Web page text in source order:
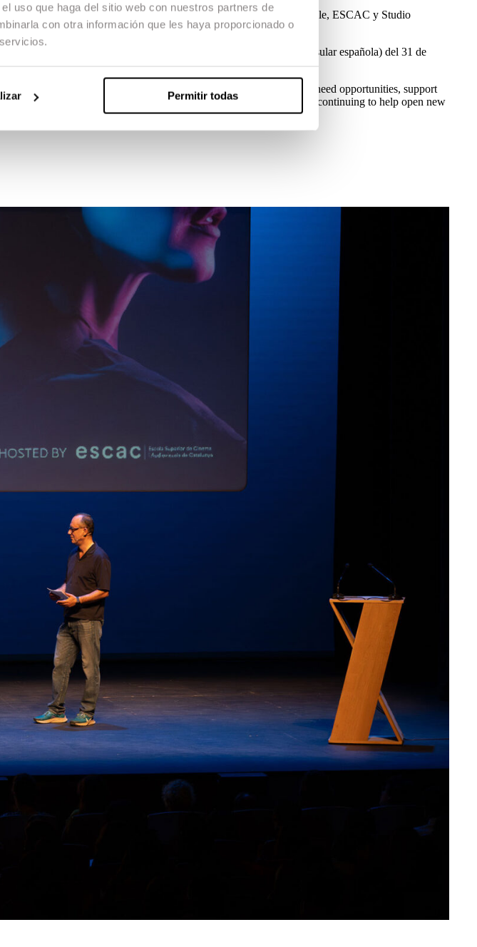
uso que haga del sitio web con nuestros partners de
con otra información que les haya proporcionado o
Permitir todas
reúne a toda su red internacional —el Festival de Sitges, la Berlinale, ESCAC y Studio
un marco global unificado.
de agosto de 2026, y estará vigente hasta las 23:59 horas (hora peninsular española) del 31 de
voices and new ways of looking at the world, but those voices also need opportunities, support
and I am delighted that we have reached the third edition and are continuing to help open new